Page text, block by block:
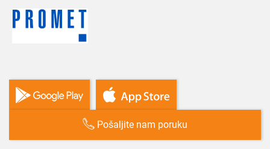
Pošaljite nam poruku